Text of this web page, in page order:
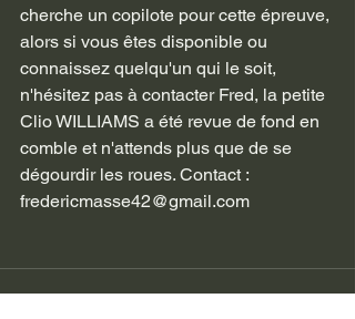
cherche un copilote pour cette épreuve,
alors si vous êtes disponible ou
connaissez quelqu'un qui le soit,
n'hésitez pas à contacter Fred, la petite
Clio WILLIAMS a été revue de fond en
comble et n'attends plus que de se
dégourdir les roues. Contact :
fredericmasse42@gmail.com